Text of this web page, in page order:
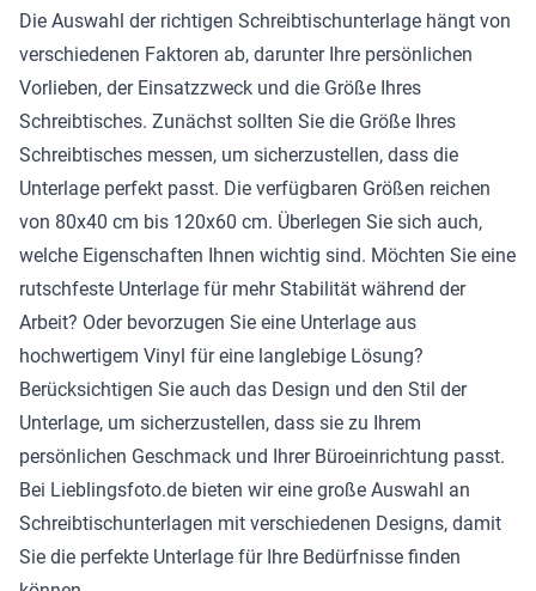
Die Auswahl der richtigen Schreibtischunterlage hängt von
verschiedenen Faktoren ab, darunter Ihre persönlichen
Vorlieben, der Einsatzzweck und die Größe Ihres
Schreibtisches. Zunächst sollten Sie die Größe Ihres
Schreibtisches messen, um sicherzustellen, dass die
Unterlage perfekt passt. Die verfügbaren Größen reichen
von 80x40 cm bis 120x60 cm. Überlegen Sie sich auch,
welche Eigenschaften Ihnen wichtig sind. Möchten Sie eine
rutschfeste Unterlage für mehr Stabilität während der
Arbeit? Oder bevorzugen Sie eine Unterlage aus
hochwertigem Vinyl für eine langlebige Lösung?
Berücksichtigen Sie auch das Design und den Stil der
Unterlage, um sicherzustellen, dass sie zu Ihrem
persönlichen Geschmack und Ihrer Büroeinrichtung passt.
Bei Lieblingsfoto.de bieten wir eine große Auswahl an
Schreibtischunterlagen mit verschiedenen Designs, damit
Sie die perfekte Unterlage für Ihre Bedürfnisse finden